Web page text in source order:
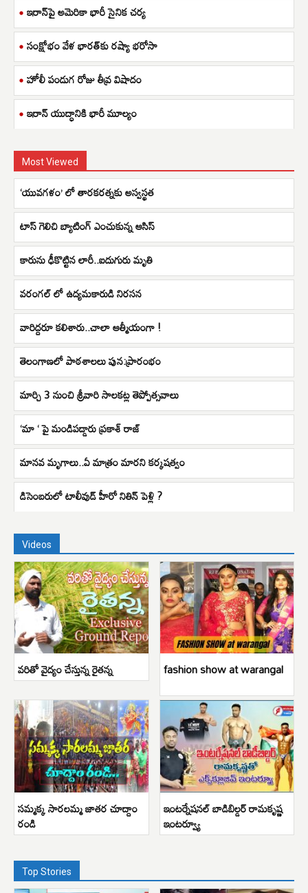
ఇరాన్‌పై అమెరికా భారీ సైనిక చర్య
సంక్షోభం వేళ భారత్‌కు రష్యా భరోసా
హోలీ పండుగ రోజు తీవ్ర విషాదం
ఇరాన్ యుద్ధానికి భారీ మూల్యం
Most Viewed
‘యువగళం’ లో తారకరత్నకు అస్వస్థత
టాస్ గెలిచి బ్యాటింగ్ ఎంచుకున్న ఆసిస్
కారును ఢీకొట్టిన లారీ..ఐదుగురు మృతి
వరంగల్ లో ఉద్యమకారుడి నిరసన
వారిద్దరూ కలిశారు..చాలా ఆత్మీయంగా !
తెలంగాణలో పాఠశాలలు పున:ప్రారంభం
మార్చి 3 నుంచి శ్రీవారి సాలకట్ల తెప్పోత్సవాలు
‘మా ‘ పై మండిపడ్డారు ప్రకాశ్ రాజ్
మానవ మృగాలు..ఏ మాత్రం మారని కర్కషత్వం
డిసెంబరులో టాలీవుడ్ హీరో నితిన్ పెళ్లి ?
Videos
వరితో వైద్యం చేస్తున్న రైతన్న fashion show at warangal
సమ్మక్క సారలమ్మ జాతర చూద్దాం
రండి
ఇంటర్నేషనల్ బాడిబిల్డర్ రామకృష్ణ
ఇంటర్వ్యూ
Top Stories